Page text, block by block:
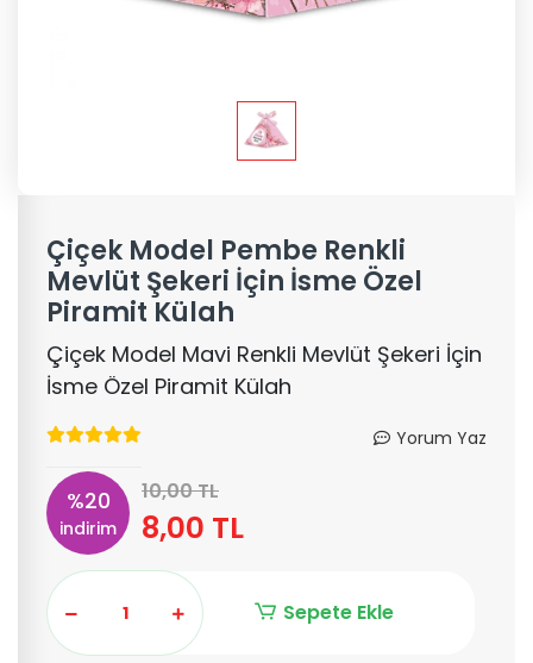
Çiçek Model Pembe Renkli
Mevlüt Şekeri İçin İsme Özel
Piramit Külah
Çiçek Model Mavi Renkli Mevlüt Şekeri İçin
İsme Özel Piramit Külah
Yorum Yaz
%20
indirim
10,00 TL
8,00 TL
Sepete Ekle